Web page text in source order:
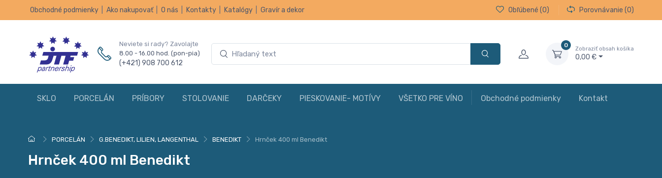
Obchodné podmienky Ako nakupovať O nás Kontakty Katalógy Gravír a dekor Obľúbené (0) Porovnávanie (0)
Neviete si rady? Zavolajte
8.00 - 16.00 hod. (pon-pia)
(+421) 908 700 612
0
Zobraziť obsah košíka
0,00 €
SKLO PORCELÁN PRÍBORY STOLOVANIE DARČEKY PIESKOVANIE- MOTÍVY VŠETKO PRE VÍNO Obchodné podmienky Kontakt
PORCELÁN G.BENEDIKT, LILIEN, LANGENTHAL BENEDIKT Hrnček 400 ml Benedikt
Hrnček 400 ml Benedikt